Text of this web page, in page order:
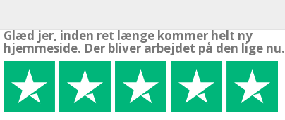
Glæd jer, inden ret længe kommer helt ny
hjemmeside. Der bliver arbejdet på den lige nu.